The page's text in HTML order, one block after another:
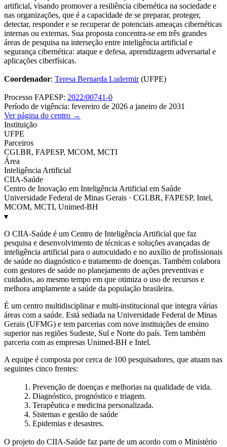
artificial, visando promover a resiliência cibernética na sociedade e
nas organizações, que é a capacidade de se preparar, proteger,
detectar, responder e se recuperar de potenciais ameaças cibernéticas
internas ou externas. Sua proposta concentra-se em três grandes
áreas de pesquisa na interseção entre inteligência artificial e
segurança cibernética: ataque e defesa, aprendizagem adversarial e
aplicações ciberfísicas.
Coordenador: Teresa Bernarda Ludermir(UFPE)
Processo FAPESP: 2022/00741-0
Período de vigência: fevereiro de 2026 a janeiro de 2031
Ver página do centro →
Instituição
UFPE
Parceiros
CGI.BR, FAPESP, MCOM, MCTI
Área
Inteligência Artificial
CIIA-Saúde
Centro de Inovação em Inteligência Artificial em Saúde
Universidade Federal de Minas Gerais · CGI.BR, FAPESP, Intel,
MCOM, MCTI, Unimed-BH
▾
O CIIA-Saúde é um Centro de Inteligência Artificial que faz
pesquisa e desenvolvimento de técnicas e soluções avançadas de
inteligência artificial para o autocuidado e no auxílio de profissionais
de saúde no diagnóstico e tratamento de doenças. Também colabora
com gestores de saúde no planejamento de ações preventivas e
cuidados, ao mesmo tempo em que otimiza o uso de recursos e
melhora amplamente a saúde da população brasileira.
É um centro multidisciplinar e multi-institucional que integra várias
áreas com a saúde. Está sediada na Universidade Federal de Minas
Gerais (UFMG) e tem parcerias com nove instituições de ensino
superior nas regiões Sudeste, Sul e Norte do país. Tem também
parceria com as empresas Unimed-BH e Intel.
A equipe é composta por cerca de 100 pesquisadores, que atuam nas
seguintes cinco frentes:
1. Prevenção de doenças e melhorias na qualidade de vida.
2. Diagnóstico, prognóstico e triagem.
3. Terapêutica e medicina personalizada.
4. Sistemas e gestão de saúde
5. Epidemias e desastres.
O projeto do CIIA-Saúde faz parte de um acordo com o Ministério